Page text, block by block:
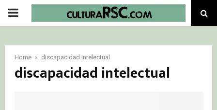
PRIMARY
Home discapacidad intelectual
discapacidad intelectual